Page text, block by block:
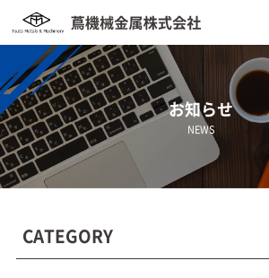
お知らせ
NEWS
CATEGORY